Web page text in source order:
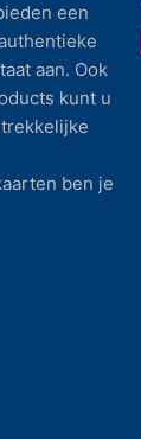
een
aan. Ook
kunt u
ben je